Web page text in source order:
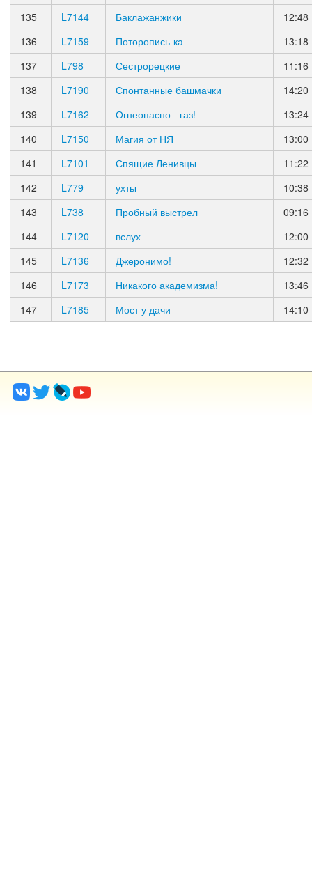
135
L7144 Баклажанжики
12:48
136
L7159 Поторопись-ка
13:18
137
L798 Сестрорецкие
11:16
138
L7190 Спонтанные башмачки
14:20
139
L7162 Огнеопасно - газ!
13:24
140
L7150 Магия от НЯ
13:00
141
L7101 Спящие Ленивцы
11:22
142
L779 ухты
10:38
143
L738 Пробный выстрел
09:16
144
L7120 вслух
12:00
145
L7136 Джеронимо!
12:32
146
L7173 Никакого академизма!
13:46
147
L7185 Мост у дачи 14:10